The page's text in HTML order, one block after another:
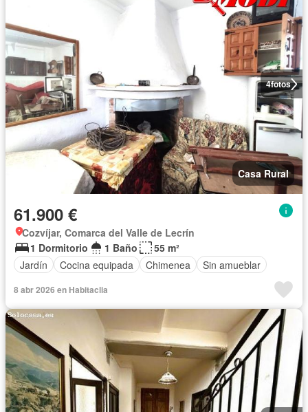
4fotos
Casa Rural
61.900 €
Cozvíjar, Comarca del Valle de Lecrín
1 Dormitorio
1 Baño
55 m²
Jardín
Cocina equipada Chimenea Sin amueblar
8 abr 2026 en Habitaclia